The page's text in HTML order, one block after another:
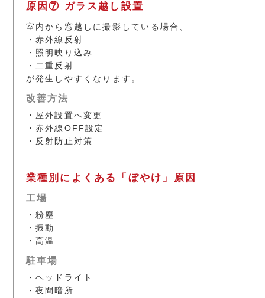
原因⑦ ガラス越し設置
室内から窓越しに撮影している場合、
・赤外線反射
・照明映り込み
・二重反射
が発生しやすくなります。
改善方法
・屋外設置へ変更
・赤外線OFF設定
・反射防止対策
業種別によくある「ぼやけ」原因
工場
・粉塵
・振動
・高温
駐車場
・ヘッドライト
・夜間暗所